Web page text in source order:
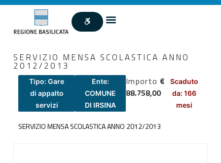
SERVIZIO MENSA SCOLASTICA ANNO
2012/2013
Tipo: Gare
di appalto
servizi
Ente:
COMUNE
DI IRSINA
Importo €
88.758,00
Scaduto
da: 166
mesi
SERVIZIO MENSA SCOLASTICA ANNO 2012/2013